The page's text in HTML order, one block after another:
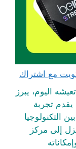
اليوم، يبرز
تجربة
التكنولوجيا
إلى مركز